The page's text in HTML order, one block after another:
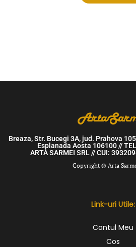
Breaza, Str. Bucegi 3A, jud. Prahova
Esplanada Aosta 106100 //
ARTA SARMEI SRL // CUI:
Copyright © Arta
Link-uri Utile:
Contul Meu
Cos